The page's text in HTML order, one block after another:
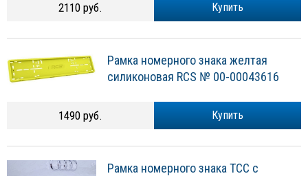
Купить
2110 руб.
Рамка номерного знака желтая
силиконовая RCS № 00-00043616
Купить
1490 руб.
Рамка номерного знака ТСС с